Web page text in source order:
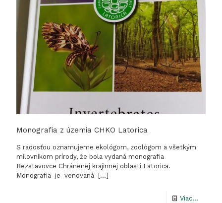
Monografia z územia CHKO Latorica
S radosťou oznamujeme ekológom, zoológom a všetkým
milovníkom prírody, že bola vydaná monografia
Bezstavovce Chránenej krajinnej oblasti Latorica.
Monografia je venovaná
[…]
Viac...